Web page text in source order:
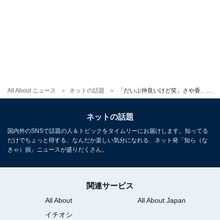
All About ニュース ネットの話題
ネットの話題
国内外のSNSで話題の人＆トピックをタイムリーにお届けします。知ってる
だけでちょっと得する、なんだか楽しい気分になれる、ネット発「知ら（な
きゃ）損」ニュースが盛りだくさん。
関連サービス
All About
All About Japan
イチオシ